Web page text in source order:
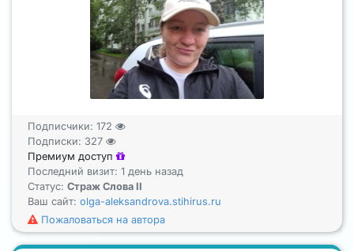
Подписчики: 172
Подписки: 327
Премиум доступ
Последний визит: 1 день назад
Статус: Страж Слова II
Ваш сайт: olga-aleksandrova.stihirus.ru
Пожаловаться на автора